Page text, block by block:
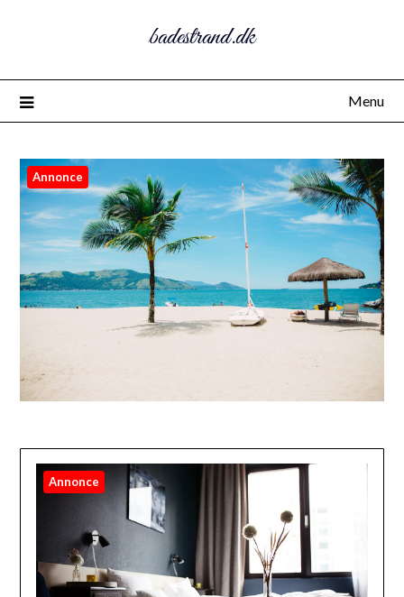
badestrand.dk
Menu
Annonce
Annonce